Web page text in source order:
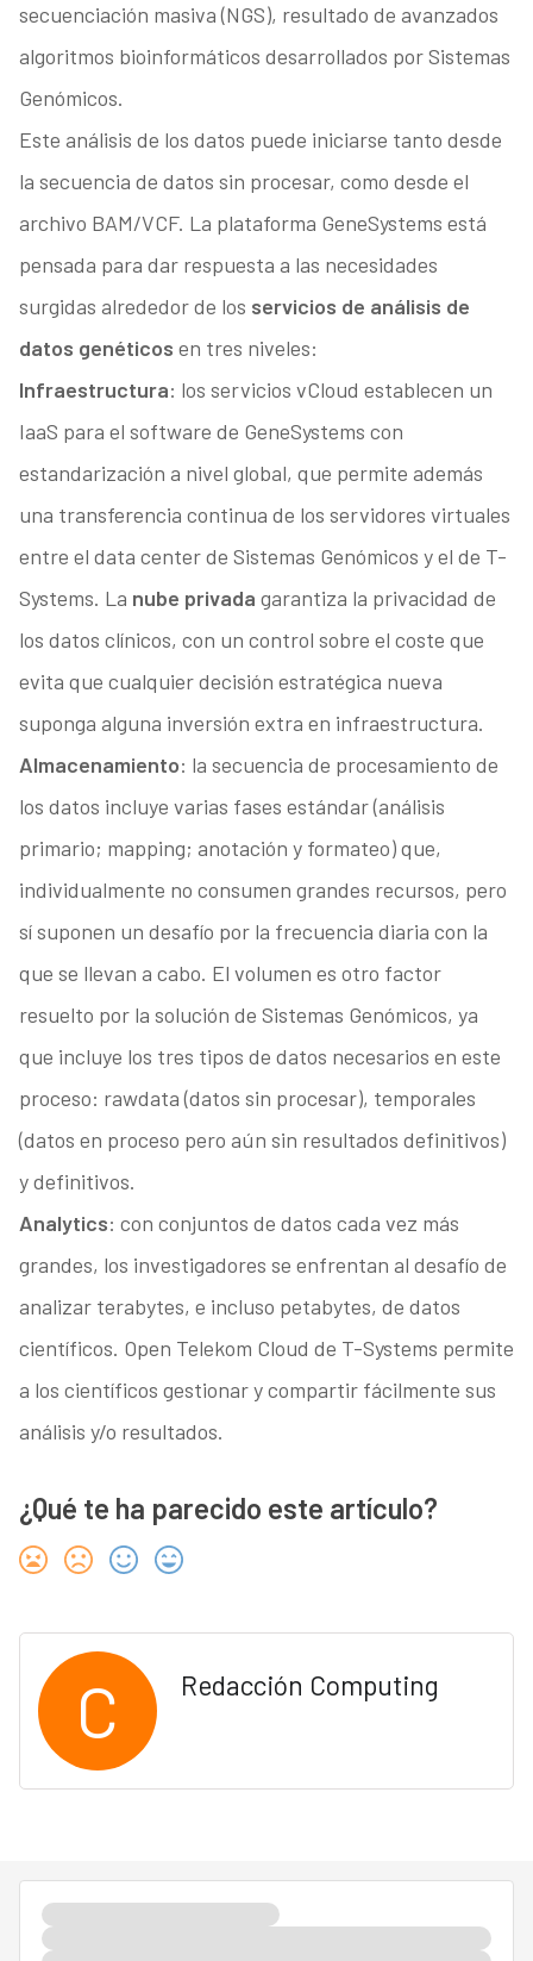
secuenciación masiva (NGS), resultado de avanzados
algoritmos bioinformáticos desarrollados por Sistemas
Genómicos.
Este análisis de los datos puede iniciarse tanto desde
la secuencia de datos sin procesar, como desde el
archivo BAM/VCF. La plataforma GeneSystems está
pensada para dar respuesta a las necesidades
surgidas alrededor de los servicios de análisis de
datos genéticos en tres niveles:
Infraestructura: los servicios vCloud establecen un
IaaS para el software de GeneSystems con
estandarización a nivel global, que permite además
una transferencia continua de los servidores virtuales
entre el data center de Sistemas Genómicos y el de T-
Systems. La nube privada garantiza la privacidad de
los datos clínicos, con un control sobre el coste que
evita que cualquier decisión estratégica nueva
suponga alguna inversión extra en infraestructura.
Almacenamiento: la secuencia de procesamiento de
los datos incluye varias fases estándar (análisis
primario; mapping; anotación y formateo) que,
individualmente no consumen grandes recursos, pero
sí suponen un desafío por la frecuencia diaria con la
que se llevan a cabo. El volumen es otro factor
resuelto por la solución de Sistemas Genómicos, ya
que incluye los tres tipos de datos necesarios en este
proceso: rawdata (datos sin procesar), temporales
(datos en proceso pero aún sin resultados definitivos)
y definitivos.
Analytics: con conjuntos de datos cada vez más
grandes, los investigadores se enfrentan al desafío de
analizar terabytes, e incluso petabytes, de datos
científicos. Open Telekom Cloud de T-Systems permite
a los científicos gestionar y compartir fácilmente sus
análisis y/o resultados.
¿Qué te ha parecido este artículo?
C Redacción Computing